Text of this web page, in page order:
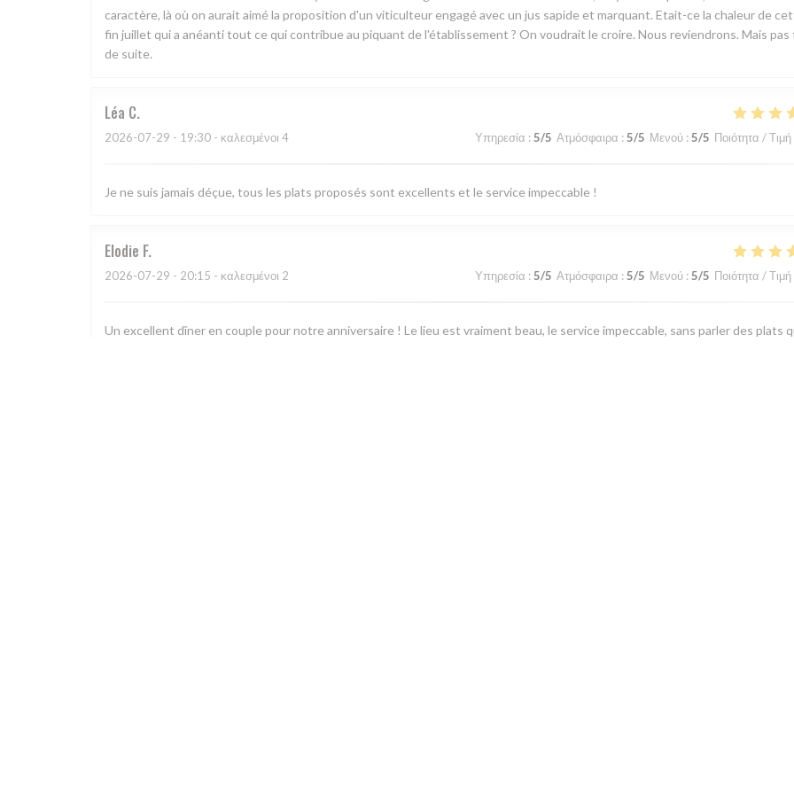
caractère, là où on aurait aimé la proposition d'un viticulteur engagé avec un jus sapide et marquant. Etait-ce la chaleur de
fin juillet qui a anéanti tout ce qui contribue au piquant de l'établissement ? On voudrait le croire. Nous reviendrons. Mais
de suite.
Léa C
2026-07-29 - 19:30 - καλεσμένοι 4 Υπηρεσία : 5/5 Ατμόσφαιρα : 5/5 Μενού : 5/5 Ποιότητα / Τιμή
Je ne suis jamais déçue, tous les plats proposés sont excellents et le service impeccable !
Elodie F
2026-07-29 - 20:15 - καλεσμένοι 2 Υπηρεσία : 5/5 Ατμόσφαιρα : 5/5 Μενού : 5/5 Ποιότητα / Τιμή
Un excellent dîner en couple pour notre anniversaire ! Le lieu est vraiment beau, le service impeccable, sans parler des plats